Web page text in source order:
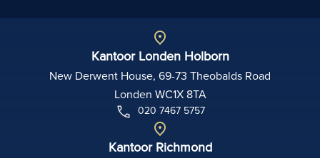
Kantoor Londen Holborn
New Derwent House, 69-73 Theobalds Road
Londen WC1X 8TA
020 7467 5757
Kantoor Richmond